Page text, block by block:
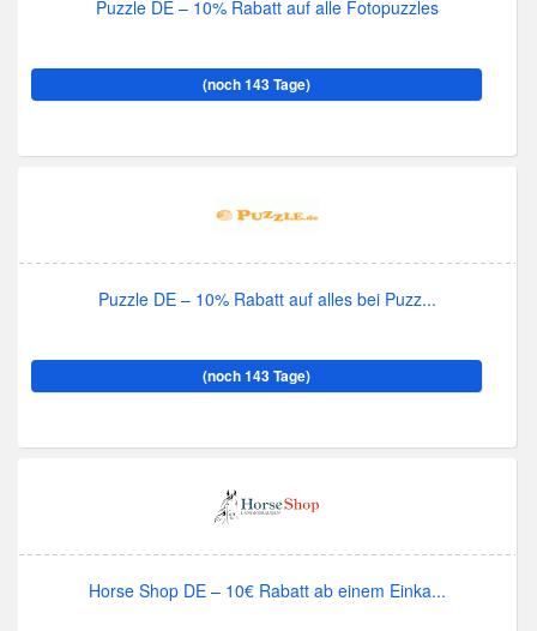
Puzzle DE – 10% Rabatt auf alle Fotopuzzles
(noch 143 Tage)
Puzzle DE – 10% Rabatt auf alles bei Puzz...
(noch 143 Tage)
Horse Shop DE – 10€ Rabatt ab einem Einka...